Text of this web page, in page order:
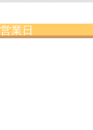
営業日